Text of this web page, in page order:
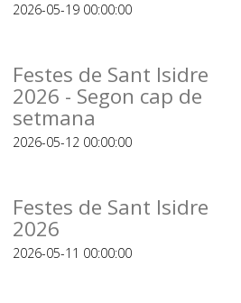
2026-05-19 00:00:00
Festes de Sant Isidre
2026 - Segon cap de
setmana
2026-05-12 00:00:00
Festes de Sant Isidre
2026
2026-05-11 00:00:00